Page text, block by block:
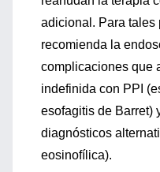
adicional. Para tales
recomienda la
complicaciones que
indefinida con PPI
esofagitis de Barret)
diagnósticos
eosinofílica).